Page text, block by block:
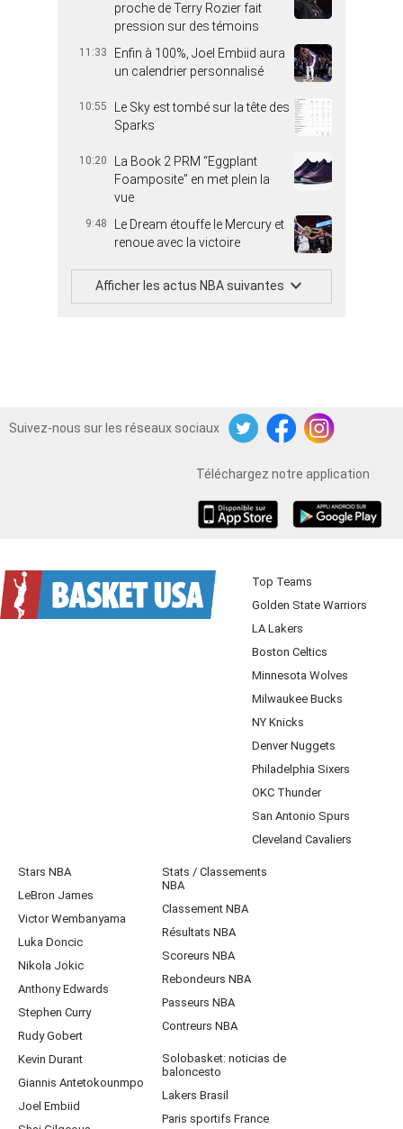
proche de Terry Rozier fait
pression sur des témoins
11:33
Enfin à 100%, Joel Embiid aura
un calendrier personnalisé
10:55
Le Sky est tombé sur la tête des
Sparks
10:20
La Book 2 PRM “Eggplant
Foamposite” en met plein la
vue
9:48
Le Dream étouffe le Mercury et
renoue avec la victoire
Afficher les actus NBA suivantes
Suivez-nous sur les réseaux sociaux
TwitterFacebookInstagram
Téléchargez notre application
Top Teams
Golden State Warriors
LA Lakers
Boston Celtics
Minnesota Wolves
Milwaukee Bucks
NY Knicks
Denver Nuggets
Philadelphia Sixers
OKC Thunder
San Antonio Spurs
Cleveland Cavaliers
Stars NBA
LeBron James
Victor Wembanyama
Luka Doncic
Nikola Jokic
Anthony Edwards
Stephen Curry
Rudy Gobert
Kevin Durant
Giannis Antetokounmpo
Joel Embiid
Stats / Classements
NBA
Classement NBA
Résultats NBA
Scoreurs NBA
Rebondeurs NBA
Passeurs NBA
Contreurs NBA
Solobasket: noticias de
baloncesto
Lakers Brasil
Paris sportifs France